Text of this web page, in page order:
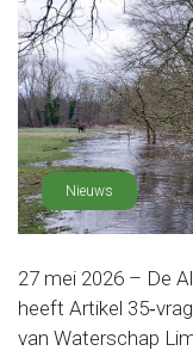
Nieuws
27 mei 2026 – De
heeft Artikel
van Waterschap